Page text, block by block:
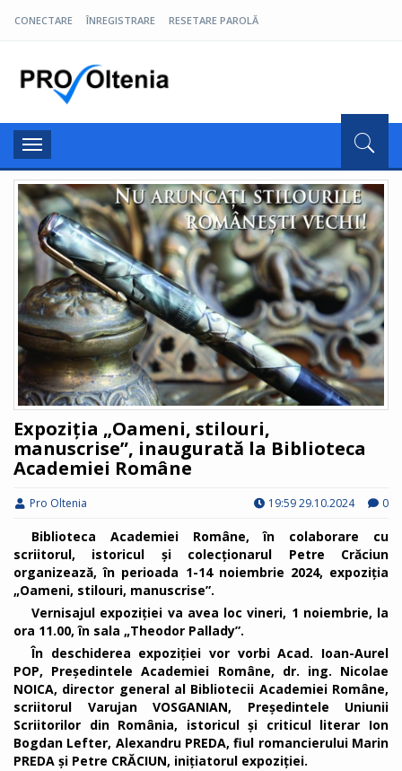
CONECTARE ÎNREGISTRARE RESETARE PAROLĂ
Toggle
navigation
Expoziția „Oameni, stilouri,
manuscrise”, inaugurată la Biblioteca
Academiei Române
Pro Oltenia 19:59 29.10.2024 0
Biblioteca Academiei Române, în colaborare cu
scriitorul, istoricul și colecționarul Petre Crăciun
organizează, în perioada 1-14 noiembrie 2024, expoziția
„Oameni, stilouri, manuscrise”.
Vernisajul expoziției va avea loc vineri, 1 noiembrie, la
ora 11.00, în sala „Theodor Pallady”.
În deschiderea expoziției vor vorbi Acad. Ioan-Aurel
POP, Președintele Academiei Române, dr. ing. Nicolae
NOICA, director general al Bibliotecii Academiei Române,
scriitorul Varujan VOSGANIAN, Președintele Uniunii
Scriitorilor din România, istoricul și criticul literar Ion
Bogdan Lefter, Alexandru PREDA, fiul romancierului Marin
PREDA și Petre CRĂCIUN, inițiatorul expoziției.